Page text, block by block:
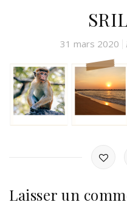
31 mars 2020
Laisser un